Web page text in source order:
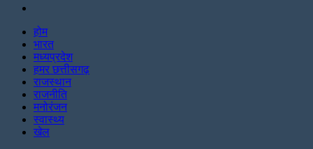
होम
भारत
मध्यप्रदेश
हमर छत्तीसगढ़
राजस्थान
राजनीति
मनोरंजन
स्वास्थ्य
खेल